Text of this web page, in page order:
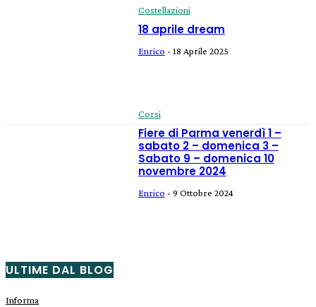
Costellazioni
18 aprile dream
Enrico - 18 Aprile 2025
Corsi
Fiere di Parma venerdì 1 –
sabato 2 – domenica 3 –
Sabato 9 – domenica 10
novembre 2024
Enrico - 9 Ottobre 2024
ULTIME DAL BLOG
Informa